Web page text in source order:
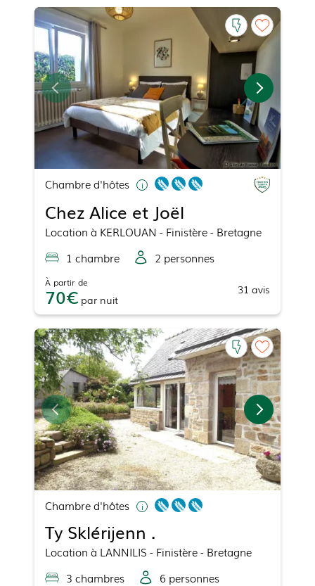
Chambre d'hôtes
Chez Alice et Joël
Location à KERLOUAN - Finistère - Bretagne
1 chambre 2 personnes
À partir de
70 par nuit
31 avis
Chambre d'hôtes
Ty Sklérijenn .
Location à LANNILIS - Finistère - Bretagne
3 chambres 6 personnes